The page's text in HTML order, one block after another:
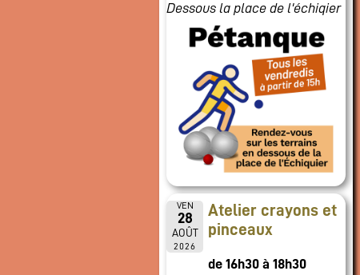
Dessous la place de l'échiqier
VEN
28
AOÛT
2026
Atelier crayons et
pinceaux
de 16h30 à 18h30